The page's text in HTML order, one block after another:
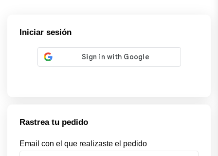
Iniciar sesión
Rastrea tu pedido
Email con el que realizaste el pedido